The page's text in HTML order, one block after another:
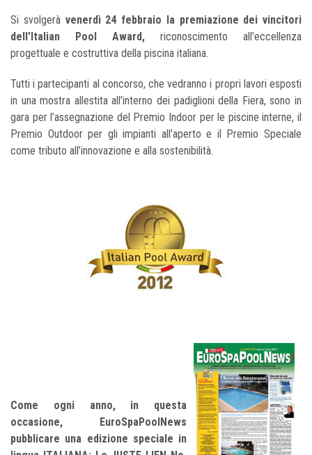
Si svolgerà venerdì 24 febbraio la premiazione dei vincitori
dell’Italian Pool Award, riconoscimento all’eccellenza
progettuale e costruttiva della piscina italiana.
Tutti i partecipanti al concorso, che vedranno i propri lavori esposti
in una mostra allestita all’interno dei padiglioni della Fiera, sono in
gara per l’assegnazione del Premio Indoor per le piscine interne, il
Premio Outdoor per gli impianti all’aperto e il Premio Speciale
come tributo all’innovazione e alla sostenibilità.
Come ogni anno, in questa
occasione, EuroSpaPoolNews
pubblicare una edizione speciale in